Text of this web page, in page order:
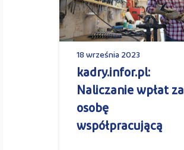
18 września 2023
kadry.infor.pl:
Naliczanie wpłat za
osobę
współpracującą